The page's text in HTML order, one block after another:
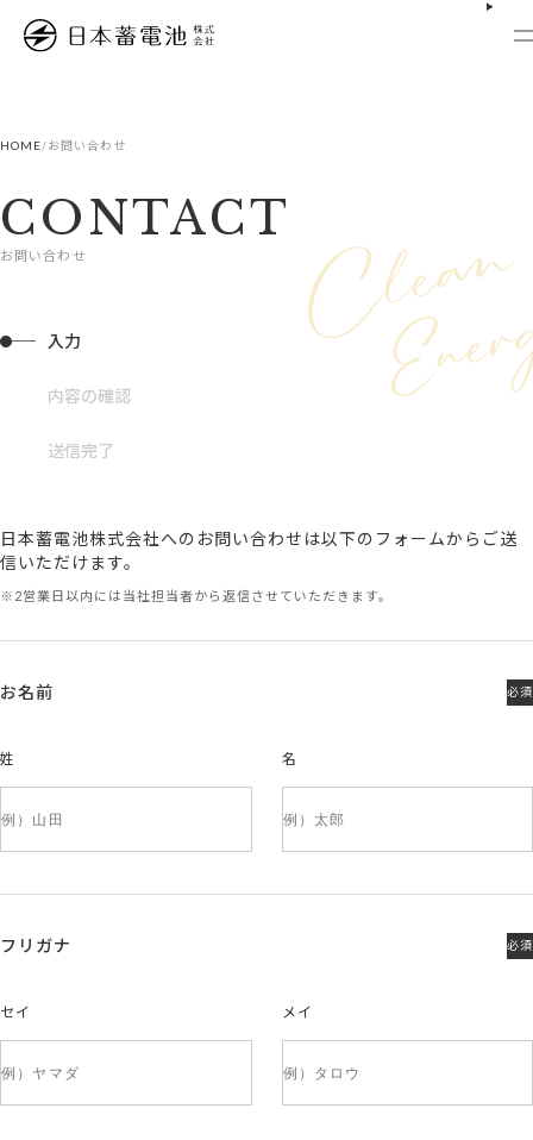
HOME/お問い合わせ
CONTACT
お問い合わせ
入力
内容の確認
送信完了
日本蓄電池株式会社へのお問い合わせは以下のフォームからご送
信いただけます。
※2営業日以内には当社担当者から返信させていただきます。
お名前 必須
姓 名
フリガナ 必須
セイ メイ